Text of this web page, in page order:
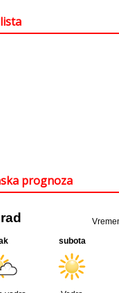
prognoza